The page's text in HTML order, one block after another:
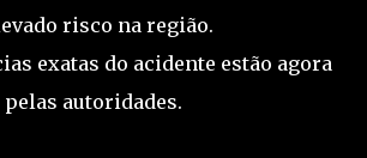
risco na região.
exatas do acidente estão agora
pelas autoridades.